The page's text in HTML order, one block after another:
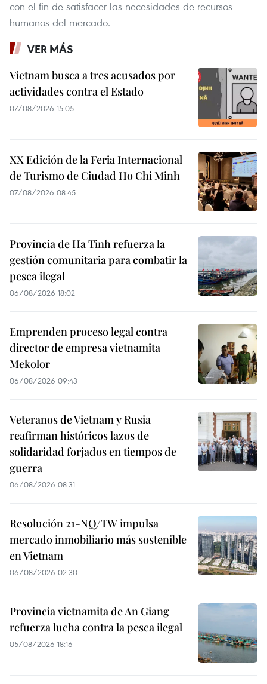
con el fin de satisfacer las necesidades de recursos
humanos del mercado.
VER MÁS
Vietnam busca a tres acusados por
actividades contra el Estado
07/08/2026 15:05
XX Edición de la Feria Internacional
de Turismo de Ciudad Ho Chi Minh
07/08/2026 08:45
Provincia de Ha Tinh refuerza la
gestión comunitaria para combatir la
pesca ilegal
06/08/2026 18:02
Emprenden proceso legal contra
director de empresa vietnamita
Mekolor
06/08/2026 09:43
Veteranos de Vietnam y Rusia
reafirman históricos lazos de
solidaridad forjados en tiempos de
guerra
06/08/2026 08:31
Resolución 21-NQ/TW impulsa
mercado inmobiliario más sostenible
en Vietnam
06/08/2026 02:30
Provincia vietnamita de An Giang
refuerza lucha contra la pesca ilegal
05/08/2026 18:16